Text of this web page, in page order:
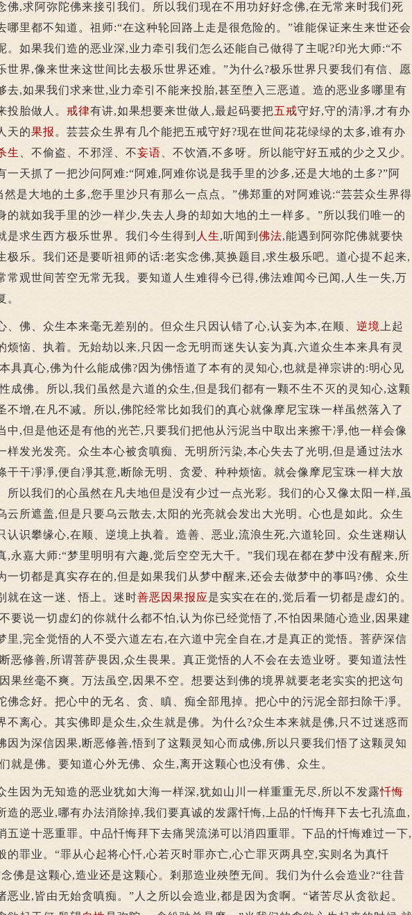
佛,求阿弥陀佛来接引我们。所以我们现在不用功好好念佛,在无常来时我们死
哪里都不知道。祖师:“在这种轮回路上走是很危险的。”谁能保证来生来世还会
。如果我们造的恶业深,业力牵引我们怎么还能自己做得了主呢?印光大师:“不
世界,像来世来这世间比去极乐世界还难。”为什么?极乐世界只要我们有信、愿
去,如果我们求来世,业力牵引不能来投胎,甚至堕入三恶道。造的恶业多哪里有
投胎做人。 戒律有讲,如果想要来世做人,最起码要把五戒守好,守的清凈,才有办
天的果报 。芸芸众生界有几个能把五戒守好?现在世间花花绿绿的太多,谁有办
生 、不偷盗、不邪淫、不妄语 、不饮酒,不多呀。所以能守好五戒的少之又少。
一天抓了一把沙问阿难:“阿难,阿难你说是我手里的沙多,还是大地的土多?”阿
然是大地的土多,您手里沙只有那么一点点。”佛郑重的对阿难说:“芸芸众生界得
的就如我手里的沙一样少,失去人身的却如大地的土一样多。”所以我们唯一的
是求生西方极乐世界。我们今生得到 人生,听闻到 佛法,能遇到阿弥陀佛就要快
极乐。我们还是要听祖师的话:老实念佛,莫换题目,求生极乐吧。道心提不起来,
常观世间苦空无常无我。要知道人生难得今已得,佛法难闻今已闻,人生一失,万
。
佛、众生本来毫无差别的。但众生只因认错了心,认妄为本,在顺、 逆境 上起
烦恼、执着。无始劫以来,只因一念无明而迷失认妄为真,六道众生本来具有灵
具真心,佛为什么能成佛?因为佛悟道了本有的灵知心,也就是禅宗讲的:明心见
成佛。所以,我们虽然是六道的众生,但是我们都有一颗不生不灭的灵知心,这颗
不增,在凡不减。所以,佛陀经常比如我们的真心就像摩尼宝珠一样虽然落入了
中,但是他还是有他的光芒,只要我们把他从污泥当中取出来擦干凈,他一样会像
样发光发亮。众生本心被贪嗔痴、无明所污染,本心失去了光明,但是通过法水
干干凈凈,便自凈其意,断除无明、贪爱、种种烦恼。就会像摩尼宝珠一样大放
所以我们的心虽然在凡夫地但是没有少过一点光彩。我们的心又像太阳一样,虽
云所遮盖,但是只要乌云散去,太阳的光亮就会发出大光明。心也是如此。众生
认识攀缘心,在顺、逆境上执着。造善、恶业,流浪生死,六道轮回。众生迷糊认
,永嘉大师:“梦里明明有六趣,觉后空空无大千。”我们现在都在梦中没有醒来,所
一切都是真实存在的,但是如果我们从梦中醒来,还会去做梦中的事吗?佛、众生
就在这一迷、悟上。迷时善恶因果报应是实实在在的,觉后看一切都是虚幻的。
要说一切虚幻的你就什么都不怕,认为你已经觉悟了,不怕因果随心造业,因果建
里,完全觉悟的人不受六道左右,在六道中完全自在,才是真正的觉悟。菩萨深信
恶修善,所谓菩萨畏因,众生畏果。真正觉悟的人不会在去造业呀。要知道法性
果丝毫不爽。万法虽空,因果不空。想要达到佛的境界就要老老实实的把这句
佛念好。把心中的无名、贪、瞋、痴全部甩掉。把心中的污泥全部扫除干凈。
不离心。其实佛即是众生,众生就是佛。为什么?众生本来就是佛,只不过迷惑而
因为深信因果,断恶修善,悟到了这颗灵知心而成佛,所以只要我们悟了这颗灵知
就是佛。要知道心外无佛、众生,离开这颗心也没有佛、众生。
因为无知造的恶业犹如大海一样深,犹如山川一样重重无尽,所以不发露忏悔
造的恶业,哪有办法消除掉,我们要真诚的发露忏悔,上品的忏悔拜下去七孔流血,
五逆十恶重罪。中品忏悔拜下去痛哭流涕可以消四重罪。下品的忏悔难过一下,
的罪业。“罪从心起将心忏,心若灭时罪亦亡,心亡罪灭两具空,实则名为真忏
佛是这颗心,造业还是这颗心。剎那造业殃堕无间。我们为什么会造业?“往昔
恶业,皆由无始贪嗔痴。”人之所以会造业,都是因为贪啊。“诸苦尽从贪欲起。